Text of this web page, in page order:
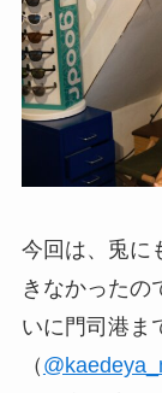
今回は、兎に
きなかったの
いに門司港ま
（